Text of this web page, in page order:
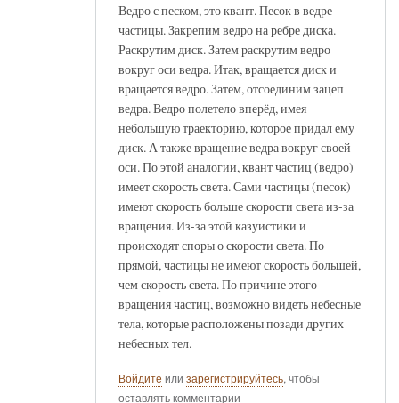
Ведро с песком, это квант. Песок в ведре –
частицы. Закрепим ведро на ребре диска.
Раскрутим диск. Затем раскрутим ведро
вокруг оси ведра. Итак, вращается диск и
вращается ведро. Затем, отсоединим зацеп
ведра. Ведро полетело вперёд, имея
небольшую траекторию, которое придал ему
диск. А также вращение ведра вокруг своей
оси. По этой аналогии, квант частиц (ведро)
имеет скорость света. Сами частицы (песок)
имеют скорость больше скорости света из-за
вращения. Из-за этой казуистики и
происходят споры о скорости света. По
прямой, частицы не имеют скорость большей,
чем скорость света. По причине этого
вращения частиц, возможно видеть небесные
тела, которые расположены позади других
небесных тел.
Войдите или зарегистрируйтесь, чтобы
оставлять комментарии